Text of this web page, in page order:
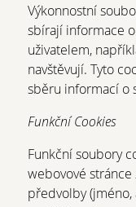
Výkonnostní
sbírají informace
uživatelem,
navštěvují. Tyto
sběru informací o
Funkční Cookies
Funkční soubory
webovové stránce
předvolby (jméno,